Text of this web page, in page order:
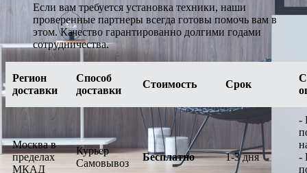
Если вам требуется установка техники, наши
проверенные партнеры всегда готовы помочь вам в
этом. Качество гарантированно долгими годами
сотрудничества.
Регион
доставки
Способ
доставки
Стоимость Срок
Москва в
пределах
МКАД
Курьер
Самовывоз
Бесплатно 1-3 дня
-
-